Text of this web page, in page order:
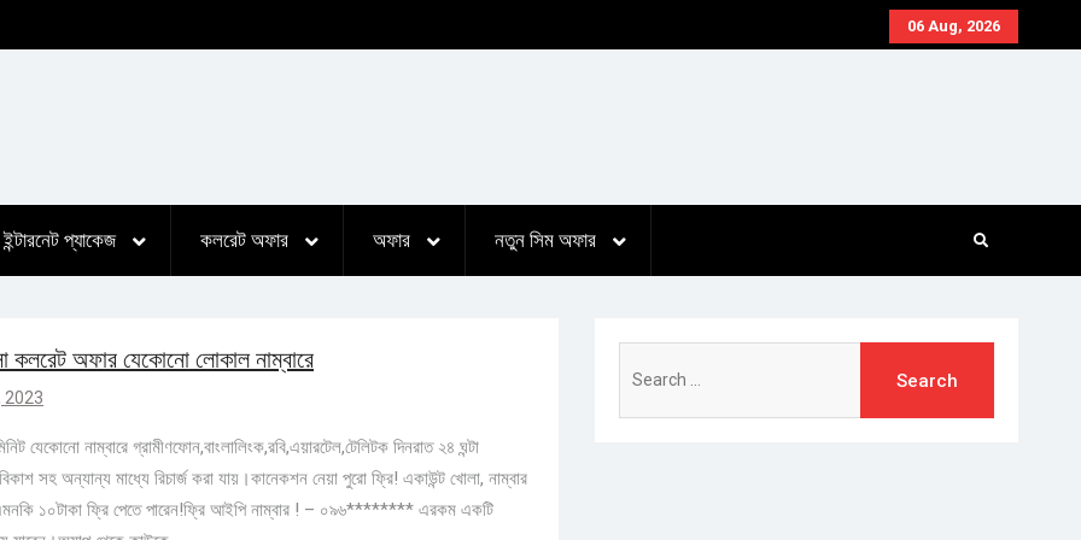
06 Aug, 2026
ইন্টারনেট প্যাকেজ কলরেট অফার অফার নতুন সিম অফার
কলরেট অফার যেকোনো লোকাল নাম্বারে
2023
যেকোনো নাম্বারে গ্রামীণফোন,বাংলালিংক,রবি,এয়ারটেল,টেলিটক দিনরাত ২৪ ঘন্টা
সহ অন্যান্য মাধ্যে রিচার্জ করা যায়।কানেকশন নেয়া পুরো ফ্রি! একাউন্ট খোলা, নাম্বার
১০টাকা ফ্রি পেতে পারেন!ফ্রি আইপি নাম্বার ! – ০৯৬******** এরকম একটি
for: